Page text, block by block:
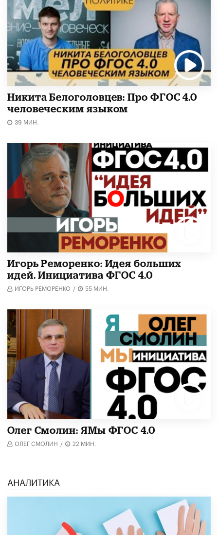
Никита Белоголовцев: Про ФГОС 4.0
человеческим языком
39 МИН.
Игорь Реморенко: Идея больших
идей. Инициатива ФГОС 4.0
ИГОРЬ РЕМОРЕНКО / 55 МИН.
Олег Смолин: ЯМы ФГОС 4.0
ОЛЕГ СМОЛИН / 22 МИН.
АНАЛИТИКА